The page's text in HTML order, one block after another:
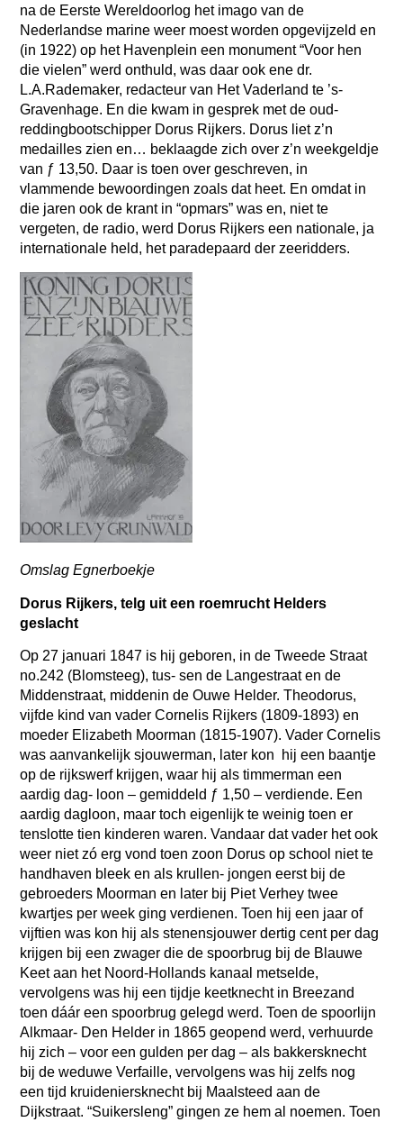
na de Eerste Wereldoorlog het imago van de
Nederlandse marine weer moest worden opgevijzeld en
(in 1922) op het Havenplein een monument “Voor hen
die vielen” werd onthuld, was daar ook ene dr.
L.A.Rademaker, redacteur van Het Vaderland te ’s-
Gravenhage. En die kwam in gesprek met de oud-
reddingbootschipper Dorus Rijkers. Dorus liet z’n
medailles zien en… beklaagde zich over z’n weekgeldje
van ƒ 13,50. Daar is toen over geschreven, in
vlammende bewoordingen zoals dat heet. En omdat in
die jaren ook de krant in “opmars” was en, niet te
vergeten, de radio, werd Dorus Rijkers een nationale, ja
internationale held, het paradepaard der zeeridders.
Omslag Egnerboekje
Dorus Rijkers, telg uit een roemrucht Helders
geslacht
Op 27 januari 1847 is hij geboren, in de Tweede Straat
no.242 (Blomsteeg), tus- sen de Langestraat en de
Middenstraat, middenin de Ouwe Helder. Theodorus,
vijfde kind van vader Cornelis Rijkers (1809-1893) en
moeder Elizabeth Moorman (1815-1907). Vader Cornelis
was aanvankelijk sjouwerman, later kon hij een baantje
op de rijkswerf krijgen, waar hij als timmerman een
aardig dag- loon – gemiddeld ƒ 1,50 – verdiende. Een
aardig dagloon, maar toch eigenlijk te weinig toen er
tenslotte tien kinderen waren. Vandaar dat vader het ook
weer niet zó erg vond toen zoon Dorus op school niet te
handhaven bleek en als krullen- jongen eerst bij de
gebroeders Moorman en later bij Piet Verhey twee
kwartjes per week ging verdienen. Toen hij een jaar of
vijftien was kon hij als stenensjouwer dertig cent per dag
krijgen bij een zwager die de spoorbrug bij de Blauwe
Keet aan het Noord-Hollands kanaal metselde,
vervolgens was hij een tijdje keetknecht in Breezand
toen dáár een spoorbrug gelegd werd. Toen de spoorlijn
Alkmaar- Den Helder in 1865 geopend werd, verhuurde
hij zich – voor een gulden per dag – als bakkersknecht
bij de weduwe Verfaille, vervolgens was hij zelfs nog
een tijd kruideniersknecht bij Maalsteed aan de
Dijkstraat. “Suikersleng” gingen ze hem al noemen. Toen